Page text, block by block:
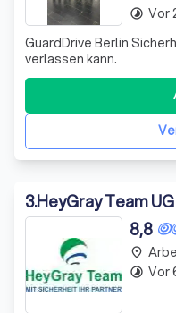
GuardDrive Berlin
verlassen kann.
timelapse Vor
3.HeyGray Team UG
8,8
place
timelapse Vor